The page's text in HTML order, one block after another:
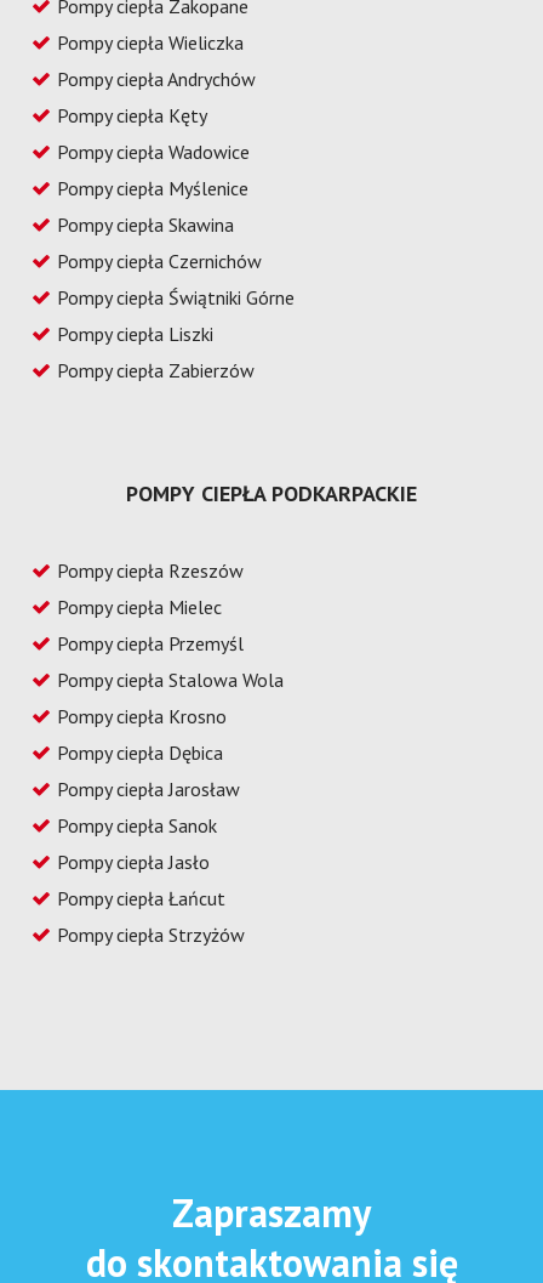
Pompy ciepła Zakopane
Pompy ciepła Wieliczka
Pompy ciepła Andrychów
Pompy ciepła Kęty
Pompy ciepła Wadowice
Pompy ciepła Myślenice
Pompy ciepła Skawina
Pompy ciepła Czernichów
Pompy ciepła Świątniki Górne
Pompy ciepła Liszki
Pompy ciepła Zabierzów
POMPY CIEPŁA PODKARPACKIE
Pompy ciepła Rzeszów
Pompy ciepła Mielec
Pompy ciepła Przemyśl
Pompy ciepła Stalowa Wola
Pompy ciepła Krosno
Pompy ciepła Dębica
Pompy ciepła Jarosław
Pompy ciepła Sanok
Pompy ciepła Jasło
Pompy ciepła Łańcut
Pompy ciepła Strzyżów
Zapraszamy
do skontaktowania się